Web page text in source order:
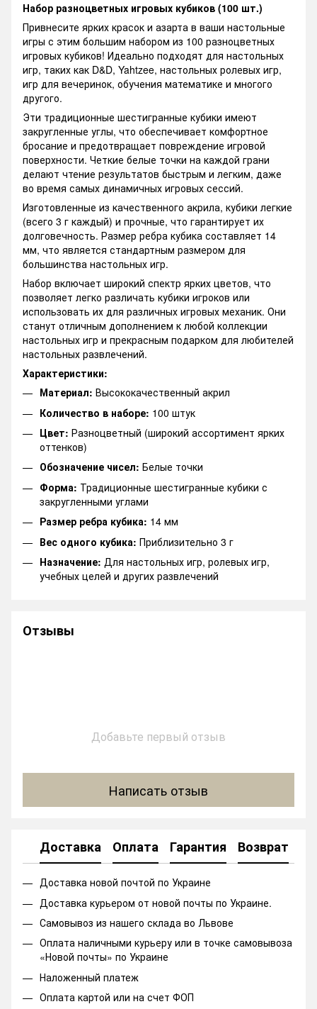
Набор разноцветных игровых кубиков (100 шт.)
Привнесите ярких красок и азарта в ваши настольные
игры с этим большим набором из 100 разноцветных
игровых кубиков! Идеально подходят для настольных
игр, таких как D&D, Yahtzee, настольных ролевых игр,
игр для вечеринок, обучения математике и многого
другого.
Эти традиционные шестигранные кубики имеют
закругленные углы, что обеспечивает комфортное
бросание и предотвращает повреждение игровой
поверхности. Четкие белые точки на каждой грани
делают чтение результатов быстрым и легким, даже
во время самых динамичных игровых сессий.
Изготовленные из качественного акрила, кубики легкие
(всего 3 г каждый) и прочные, что гарантирует их
долговечность. Размер ребра кубика составляет 14
мм, что является стандартным размером для
большинства настольных игр.
Набор включает широкий спектр ярких цветов, что
позволяет легко различать кубики игроков или
использовать их для различных игровых механик. Они
станут отличным дополнением к любой коллекции
настольных игр и прекрасным подарком для любителей
настольных развлечений.
Характеристики:
Материал: Высококачественный акрил
Количество в наборе: 100 штук
Цвет: Разноцветный (широкий ассортимент ярких
оттенков)
Обозначение чисел: Белые точки
Форма: Традиционные шестигранные кубики с
закругленными углами
Размер ребра кубика: 14 мм
Вес одного кубика: Приблизительно 3 г
Назначение: Для настольных игр, ролевых игр,
учебных целей и других развлечений
Отзывы
Добавьте первый отзыв
Написать отзыв
Доставка Оплата Гарантия Возврат
Доставка новой почтой по Украине
Доставка курьером от новой почты по Украине.
Самовывоз из нашего склада во Львове
Оплата наличными курьеру или в точке самовывоза
«Новой почты» по Украине
Наложенный платеж
Оплата картой или на счет ФОП